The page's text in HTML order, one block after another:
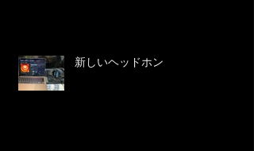
新しいヘッドホン